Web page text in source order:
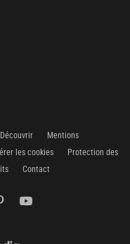
Découvrir
Mentions
les cookies
Protection des
Contact